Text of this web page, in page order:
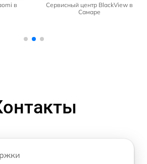
в
Сервисный центр BlackView в
Самаре